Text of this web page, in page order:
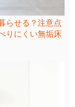
らせる？注意点
りにくい無垢床